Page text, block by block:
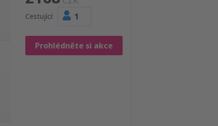
Cestující: 1
Prohlédněte si akce